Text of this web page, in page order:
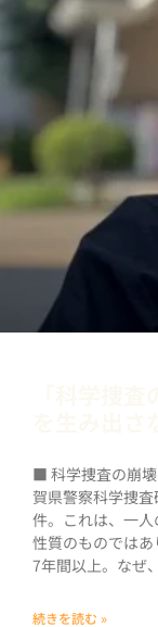
■ 科学捜査の崩
賀県警察科学捜
件。これは、一
性質のものでは
7年間以上。なぜ
続きを読む »